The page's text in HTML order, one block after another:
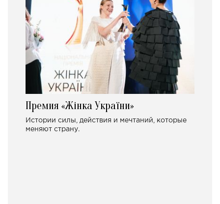
Премия «Жінка України»
Истории силы, действия и мечтаний, которые
меняют страну.